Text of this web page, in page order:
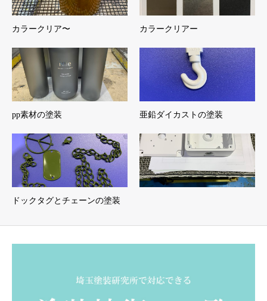
カラークリア〜 カラークリアー
pp素材の塗装 亜鉛ダイカストの塗装
ドックタグとチェーンの塗装